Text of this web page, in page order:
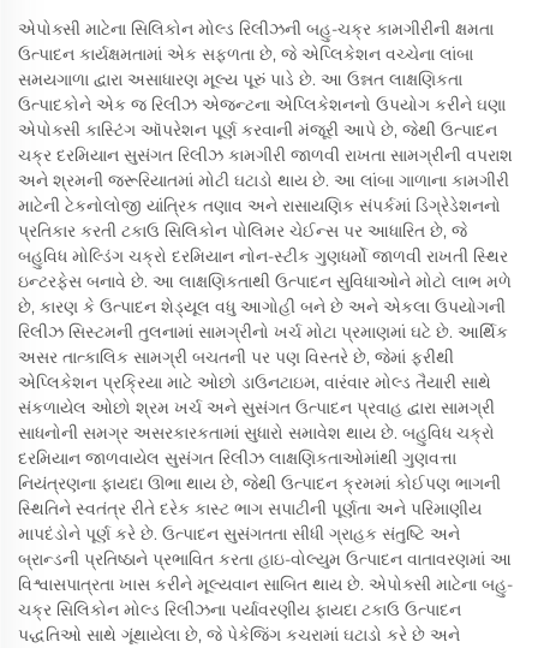
એપોક્સી માટેના સિલિકોન મોલ્ડ રિલીઝની બહુ-ચક્ર કામગીરીની ક્ષમતા
ઉત્પાદન કાર્યક્ષમતામાં એક સફળતા છે, જે એપ્લિકેશન વચ્ચેના લાંબા
સમયગાળા દ્વારા અસાધારણ મૂલ્ય પૂરું પાડે છે. આ ઉન્નત લાક્ષણિકતા
ઉત્પાદકોને એક જ રિલીઝ એજન્ટના એપ્લિકેશનનો ઉપયોગ કરીને ઘણા
એપોક્સી કાસ્ટિંગ ઑપરેશન પૂર્ણ કરવાની મંજૂરી આપે છે, જેથી ઉત્પાદન
ચક્ર દરમિયાન સુસંગત રિલીઝ કામગીરી જાળવી રાખતા સામગ્રીની વપરાશ
અને શ્રમની જરૂરિયાતમાં મોટી ઘટાડો થાય છે. આ લાંબા ગાળાના કામગીરી
માટેની ટેકનોલોજી યાંત્રિક તણાવ અને રાસાયણિક સંપર્કમાં ડિગ્રેડેશનનો
પ્રતિકાર કરતી ટકાઉ સિલિકોન પોલિમર ચેઈન્સ પર આધારિત છે, જે
બહુવિધ મોલ્ડિંગ ચક્રો દરમિયાન નોન-સ્ટીક ગુણધર્મો જાળવી રાખતી સ્થિર
ઇન્ટરફેસ બનાવે છે. આ લાક્ષણિકતાથી ઉત્પાદન સુવિધાઓને મોટો લાભ મળે
છે, કારણ કે ઉત્પાદન શેડ્યૂલ વધુ આગોહી બને છે અને એકલા ઉપયોગની
રિલીઝ સિસ્ટમની તુલનામાં સામગ્રીનો ખર્ચ મોટા પ્રમાણમાં ઘટે છે. આર્થિક
અસર તાત્કાલિક સામગ્રી બચતની પર પણ વિસ્તરે છે, જેમાં ફરીથી
એપ્લિકેશન પ્રક્રિયા માટે ઓછો ડાઉનટાઇમ, વારંવાર મોલ્ડ તૈયારી સાથે
સંકળાયેલ ઓછો શ્રમ ખર્ચ અને સુસંગત ઉત્પાદન પ્રવાહ દ્વારા સામગ્રી
સાધનોની સમગ્ર અસરકારકતામાં સુધારો સમાવેશ થાય છે. બહુવિધ ચક્રો
દરમિયાન જાળવાયેલ સુસંગત રિલીઝ લાક્ષણિકતાઓમાંથી ગુણવત્તા
નિયંત્રણના ફાયદા ઊભા થાય છે, જેથી ઉત્પાદન ક્રમમાં કોઈપણ ભાગની
સ્થિતિને સ્વતંત્ર રીતે દરેક કાસ્ટ ભાગ સપાટીની પૂર્ણતા અને પરિમાણીય
માપદંડોને પૂર્ણ કરે છે. ઉત્પાદન સુસંગતતા સીધી ગ્રાહક સંતુષ્ટિ અને
બ્રાન્ડની પ્રતિષ્ઠાને પ્રભાવિત કરતા હાઇ-વોલ્યુમ ઉત્પાદન વાતાવરણમાં આ
વિશ્વાસપાત્રતા ખાસ કરીને મૂલ્યવાન સાબિત થાય છે. એપોક્સી માટેના બહુ-
ચક્ર સિલિકોન મોલ્ડ રિલીઝના પર્યાવરણીય ફાયદા ટકાઉ ઉત્પાદન
પદ્ધતિઓ સાથે ગૂંથાયેલા છે, જે પેકેજિંગ કચરામાં ઘટાડો કરે છે અને